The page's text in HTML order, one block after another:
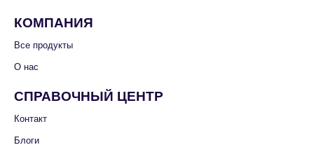
КОМПАНИЯ
Все продукты
О нас
СПРАВОЧНЫЙ ЦЕНТР
Контакт
Блоги